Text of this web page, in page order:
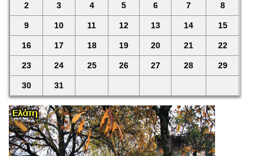
2 3 4 5 6 7 8
9 10 11 12 13 14 15
16 17 18 19 20 21 22
23 24 25 26 27 28 29
30 31